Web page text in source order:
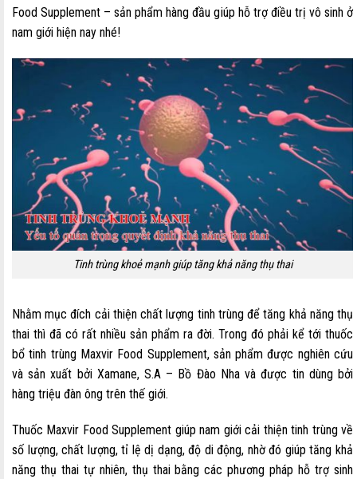
Food Supplement – sản phẩm hàng đầu giúp hỗ trợ điều trị vô sinh ở
nam giới hiện nay nhé!
Tinh trùng khoẻ mạnh giúp tăng khả năng thụ thai
Nhằm mục đích cải thiện chất lượng tinh trùng để tăng khả năng thụ
thai thì đã có rất nhiều sản phẩm ra đời. Trong đó phải kể tới thuốc
bổ tinh trùng Maxvir Food Supplement, sản phẩm được nghiên cứu
và sản xuất bởi Xamane, S.A – Bồ Đào Nha và được tin dùng bởi
hàng triệu đàn ông trên thế giới.
Thuốc Maxvir Food Supplement giúp nam giới cải thiện tinh trùng về
số lượng, chất lượng, tỉ lệ dị dạng, độ di động, nhờ đó giúp tăng khả
năng thụ thai tự nhiên, thụ thai bằng các phương pháp hỗ trợ sinh